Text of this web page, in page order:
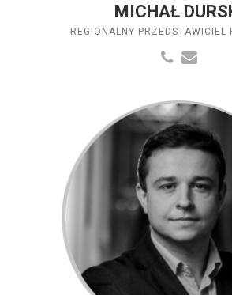
MICHAŁ
REGIONALNY PRZEDSTAWICIEL